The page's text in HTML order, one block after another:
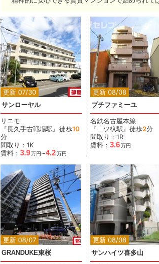
更新 07/30
サンローヤル
リニモ
『長久手古戦場駅』徒歩10
分
間取り：1K
賃料： 3.9万円~4.2万円
更新 08/08
プチファミーユ
名鉄名古屋本線
『二ツ杁駅』徒歩2分
間取り：1R
賃料： 3.6万円
更新 08/07
GRANDUKE東桜
更新 08/08
サンハイツ喜多山